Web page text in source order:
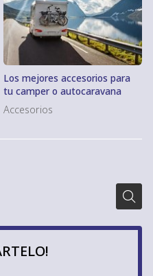
Los mejores accesorios para
tu camper o autocaravana
Accesorios